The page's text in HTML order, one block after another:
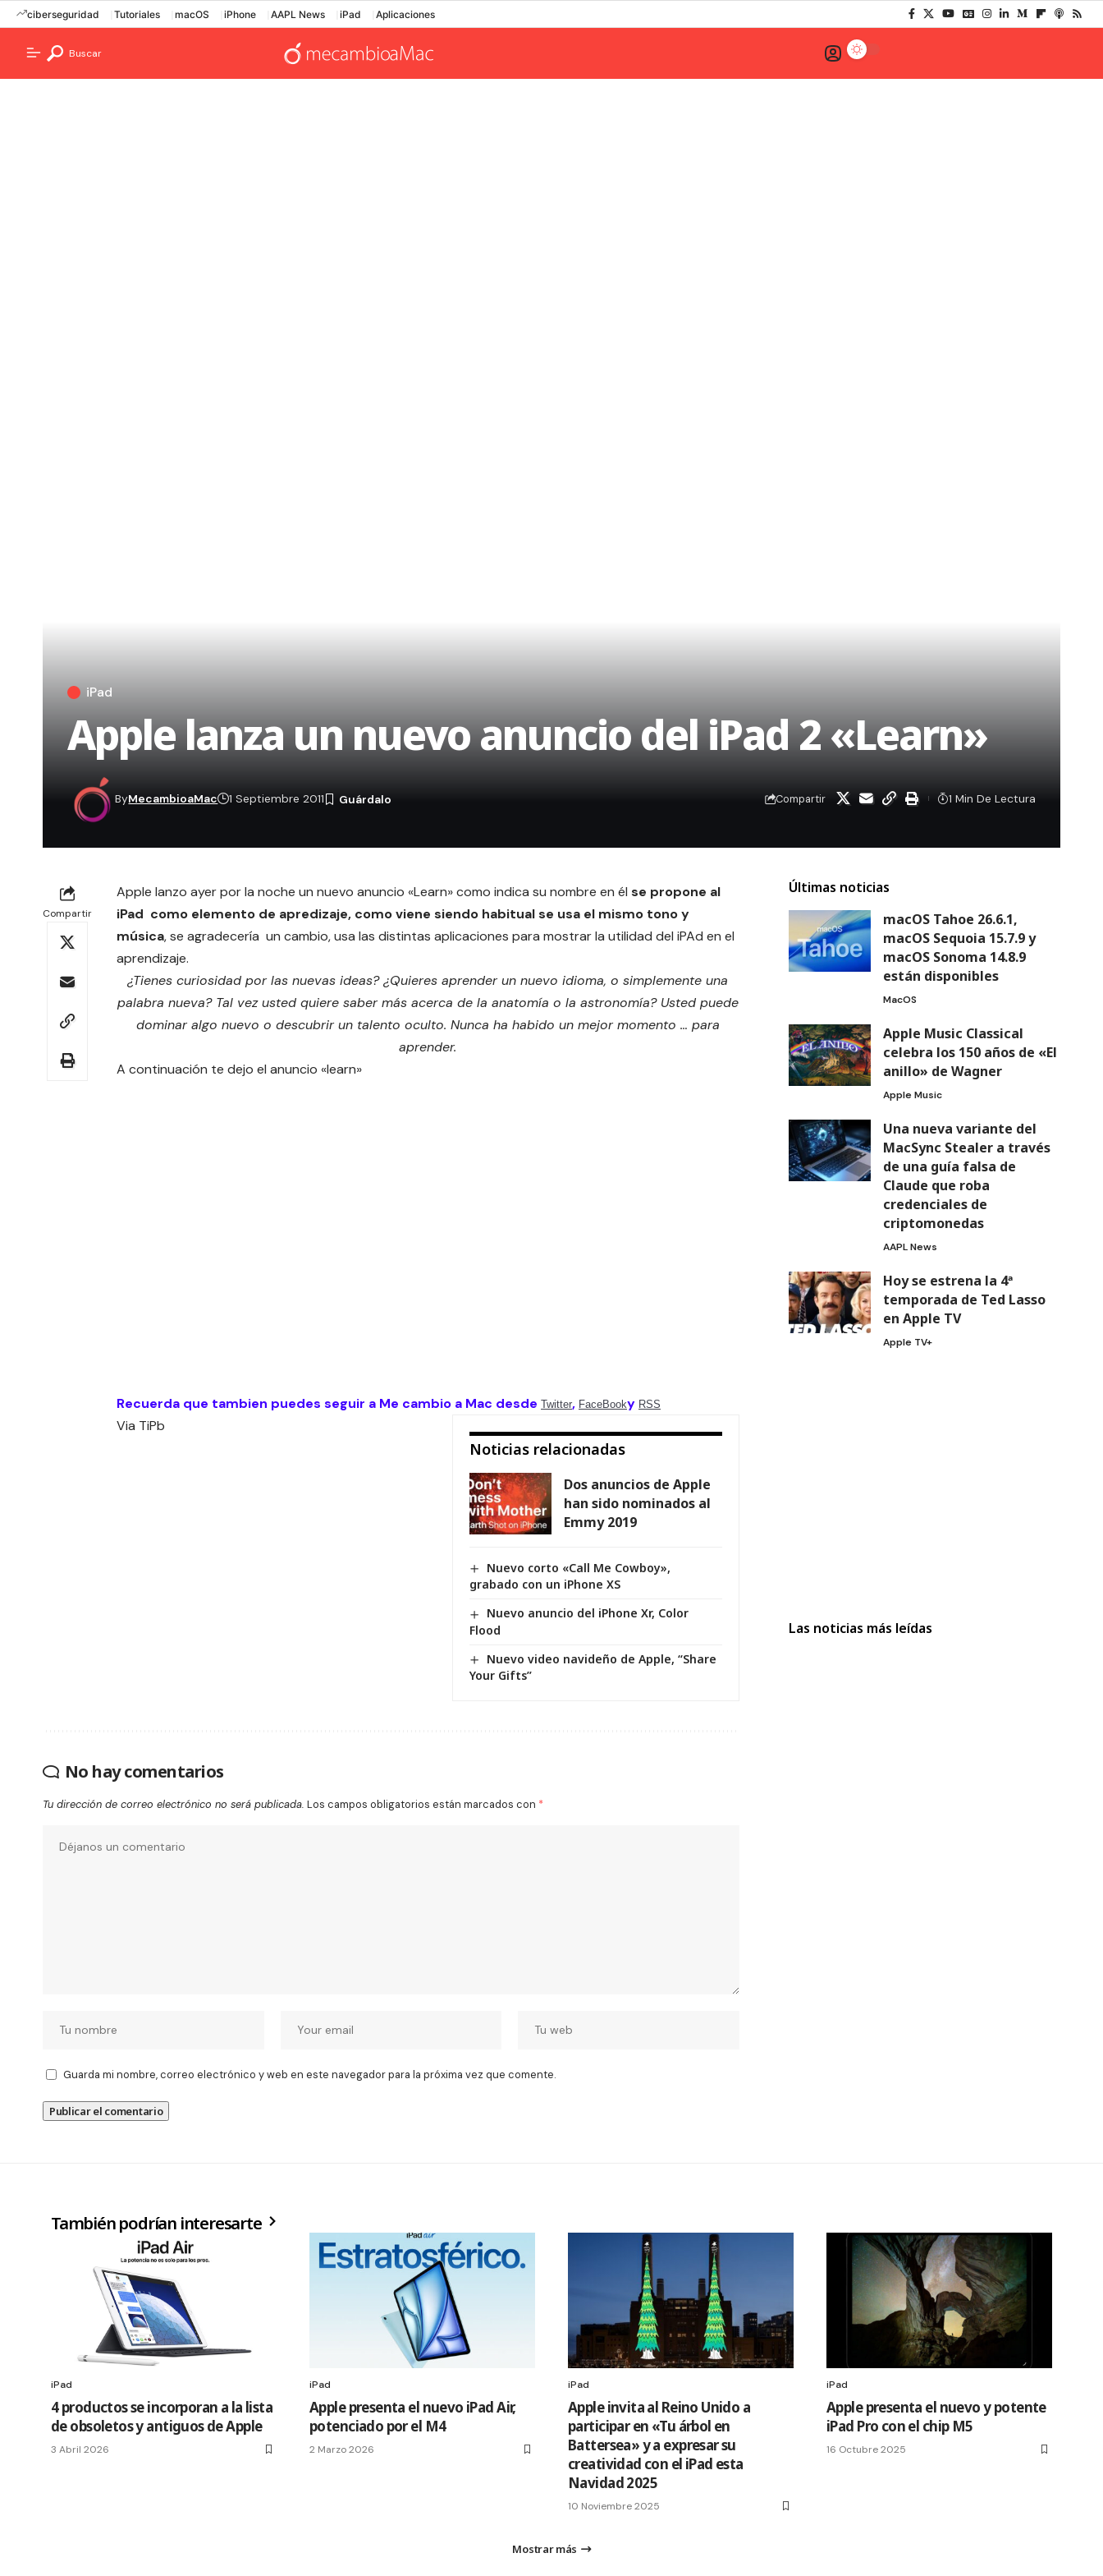
ciberseguridad Tutoriales macOS iPhone AAPL News iPad Aplicaciones
Buscar
iPad
Apple lanza un nuevo anuncio del iPad 2 «Learn»
ByMecambioaMac 1 Septiembre 2011 Compartir 1 Min De Lectura
Compartir
Apple lanzo ayer por la noche un nuevo anuncio «Learn» como indica su nombre en él se propone al
iPad como elemento de apredizaje, como viene siendo habitual se usa el mismo tono y
música, se agradecería un cambio, usa las distintas aplicaciones para mostrar la utilidad del iPAd en el
aprendizaje.
¿Tienes curiosidad por las nuevas ideas?¿Quieres aprender un nuevo idioma, o simplemente una
palabra nueva? Tal vez usted quiere saber más acerca de la anatomía o la astronomía? Usted puede
dominar algo nuevo o descubrir un talento oculto. Nunca ha habido un mejor momento … para
aprender.
A continuación te dejo el anuncio «learn»
Recuerda que tambien puedes seguir a Me cambio a Mac desde Twitter, FaceBooky RSS
Noticias relacionadas
Dos anuncios de Apple
han sido nominados al
Emmy 2019
Nuevo corto «Call Me Cowboy»,
grabado con un iPhone XS
Nuevo anuncio del iPhone Xr, Color
Flood
Nuevo video navideño de Apple, “Share
Your Gifts”
Via TiPb
No hay comentarios
Tu dirección de correo electrónico no será publicada. Los campos obligatorios están marcados con *
Guarda mi nombre, correo electrónico y web en este navegador para la próxima vez que comente.
Últimas noticias
macOS Tahoe 26.6.1,
macOS Sequoia 15.7.9 y
macOS Sonoma 14.8.9
están disponibles
MacOS
Apple Music Classical
celebra los 150 años de «El
anillo» de Wagner
Apple Music
Una nueva variante del
MacSync Stealer a través
de una guía falsa de
Claude que roba
credenciales de
criptomonedas
AAPL News
Hoy se estrena la 4ª
temporada de Ted Lasso
en Apple TV
Apple TV+
Las noticias más leídas
También podrían interesarte
iPad
4 productos se incorporan a la lista
de obsoletos y antiguos de Apple
3 Abril 2026
iPad
Apple presenta el nuevo iPad Air,
potenciado por el M4
2 Marzo 2026
iPad
Apple invita al Reino Unido a
participar en «Tu árbol en
Battersea» y a expresar su
creatividad con el iPad esta
Navidad 2025
10 Noviembre 2025
iPad
Apple presenta el nuevo y potente
iPad Pro con el chip M5
16 Octubre 2025
Mostrar más